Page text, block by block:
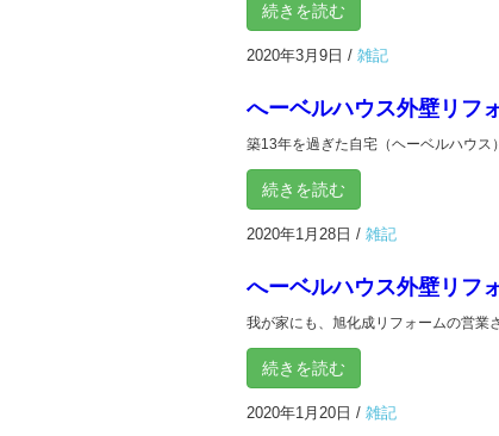
続きを読む
2020年3月9日 / 雑記
へーベルハウス外壁リフ
築13年を過ぎた自宅（ヘーベルハウス
続きを読む
2020年1月28日 / 雑記
へーベルハウス外壁リフ
我が家にも、旭化成リフォームの営業
続きを読む
2020年1月20日 / 雑記